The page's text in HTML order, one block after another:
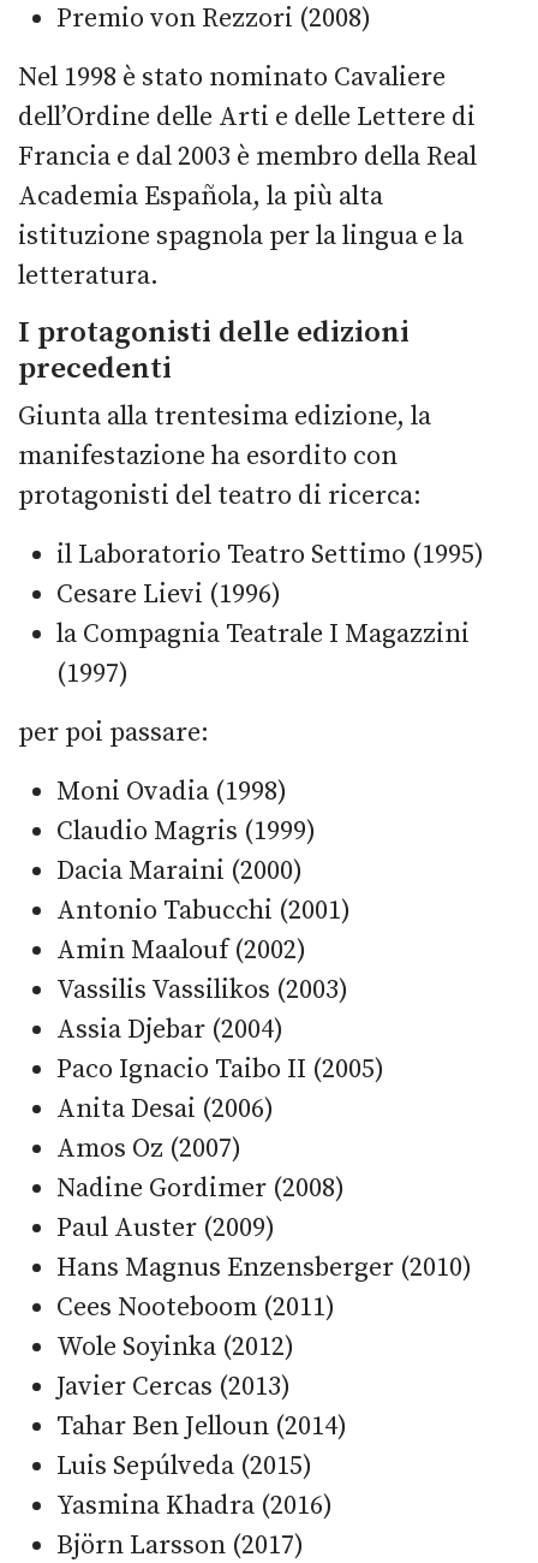
Premio von Rezzori (2008)
Nel 1998 è stato nominato Cavaliere
dell’Ordine delle Arti e delle Lettere di
Francia e dal 2003 è membro della Real
Academia Española, la più alta
istituzione spagnola per la lingua e la
letteratura.
I protagonisti delle edizioni
precedenti
Giunta alla trentesima edizione, la
manifestazione ha esordito con
protagonisti del teatro di ricerca:
il Laboratorio Teatro Settimo (1995)
Cesare Lievi (1996)
la Compagnia Teatrale I Magazzini
(1997)
per poi passare:
Moni Ovadia (1998)
Claudio Magris (1999)
Dacia Maraini (2000)
Antonio Tabucchi (2001)
Amin Maalouf (2002)
Vassilis Vassilikos (2003)
Assia Djebar (2004)
Paco Ignacio Taibo II (2005)
Anita Desai (2006)
Amos Oz (2007)
Nadine Gordimer (2008)
Paul Auster (2009)
Hans Magnus Enzensberger (2010)
Cees Nooteboom (2011)
Wole Soyinka (2012)
Javier Cercas (2013)
Tahar Ben Jelloun (2014)
Luis Sepúlveda (2015)
Yasmina Khadra (2016)
Björn Larsson (2017)